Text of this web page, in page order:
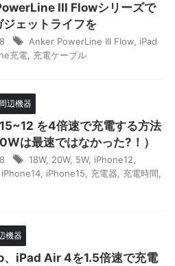
III Flowシリーズで
ェットライフを
Anker PowerLine III Flow iPad
充電 充電ケーブル
周辺機器
を4倍速で充電する方法
は最速ではなかった?！）
18W, 20W, 5W, iPhone12
iPhone14 iPhone15 充電器 充電時間
機器
、iPad Air 4を1.5倍速で充電